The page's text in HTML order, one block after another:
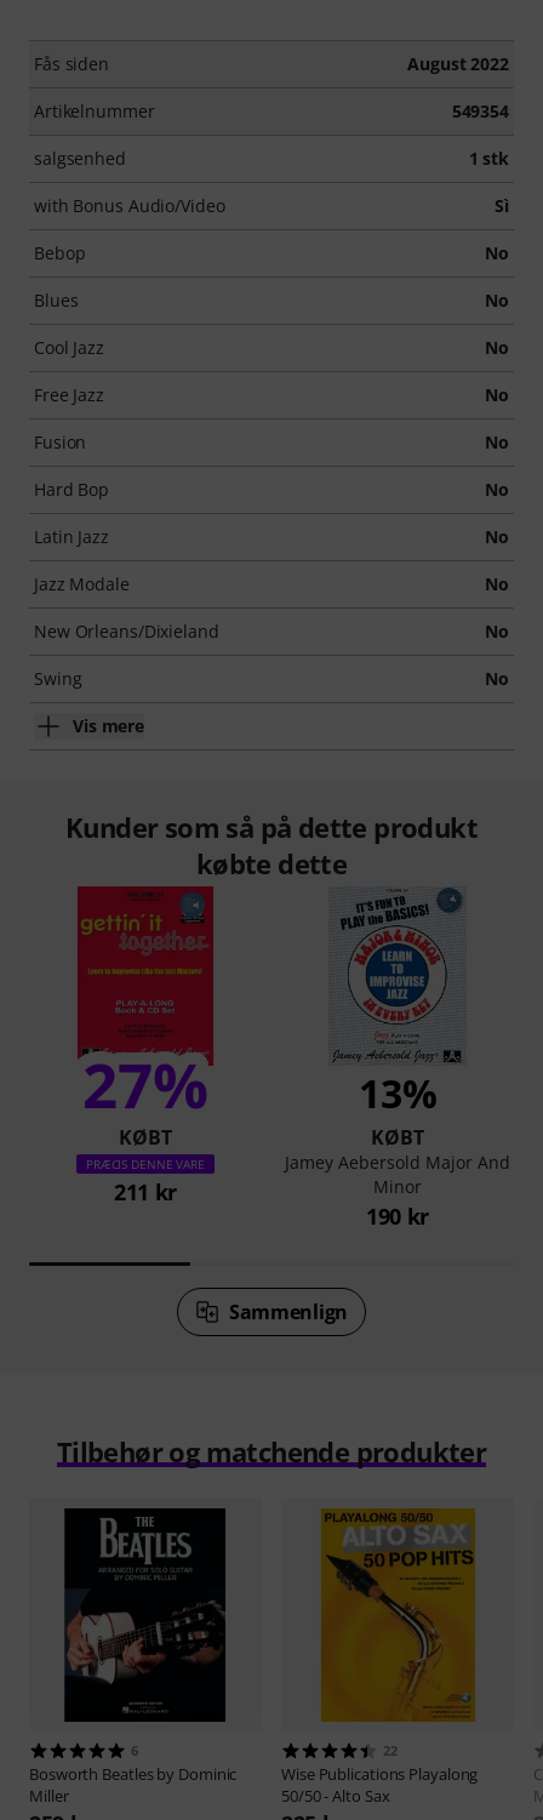
Fås siden August 2022
Artikelnummer 549354
salgsenhed 1 stk
with Bonus Audio/Video Sì
Bebop No
Blues No
Cool Jazz No
Free Jazz No
Fusion No
Hard Bop No
Latin Jazz No
Jazz Modale No
New Orleans/Dixieland No
Swing No
Vis mere
Kunder som så på dette produkt
købte dette
27%
KØBT
PRÆCIS DENNE VARE
211 kr
13%
KØBT
Jamey Aebersold Major And
Minor
190 kr
Sammenlign
Tilbehør og matchende produkter
6
Bosworth Beatles by Dominic
Miller
22
Wise Publications Playalong
50/50 - Alto Sax